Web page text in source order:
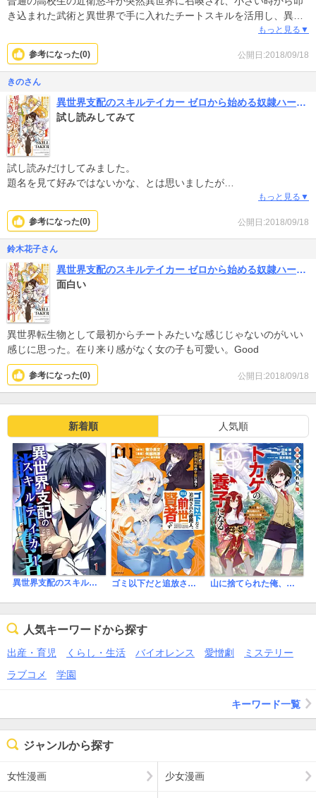
き込まれた武術と異世界で手に入れたチートスキルを活用し、異世
界ライフを満喫するお話。話のテンポが良く、面白いです。雑な所
もあるけど、それが気にならないほど羨ましいぜ、エロガッパ(笑)
もっと見る▼
公開日:2018/09/18
参考になった(0)
きのさん
異世界支配のスキルテイカー ゼロから始める奴隷ハーレム
試し読みしてみて
試し読みだけしてみました。
題名を見て好みではないかな、とは思いましたが
もっと見る▼
公開日:2018/09/18
参考になった(0)
鈴木花子さん
異世界支配のスキルテイカー ゼロから始める奴隷ハーレム
面白い
異世界転生物として最初からチートみたいな感じじゃないのがいい
感じに思った。在り来り感がなく女の子も可愛い。Good
公開日:2018/09/18
参考になった(0)
新着順 人気順
異世界支配のスキルテイカー【タテヨミ】 ゴミ以下だと追放された使用人、実は前世賢者です ～史上最強の賢者、世界最高峰の学園に通う～ 山に捨てられた俺、トカゲの養子になる 魔法を極めて親を超えたけど、親が伝説の古竜だったなんて知らない
人気キーワードから探す
出産・育児 くらし・生活 バイオレンス 愛憎劇
ミステリー
ラブコメ
学園
キーワード一覧
ジャンルから探す
女性漫画 少女漫画